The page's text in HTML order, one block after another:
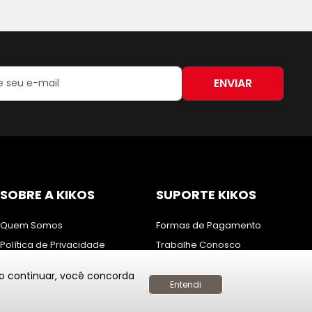
continuar, você concorda
Entendi
ENVIAR
SOBRE A KIKOS
Quem Somos
Política de Privacidade
Nossas Lojas
SUPORTE KIKOS
Formas de Pagamento
Trabalhe Conosco
Assistência Técnica